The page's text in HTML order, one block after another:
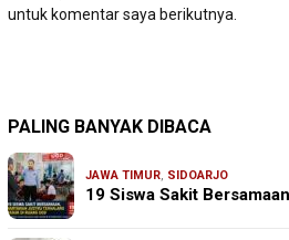
untuk komentar saya berikutnya.
PALING BANYAK DIBACA
JAWA TIMUR, SIDOARJO
19 Siswa Sakit